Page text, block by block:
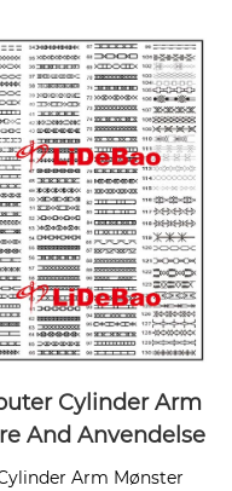
Cylinder Arm
And Anvendelse
Arm Mønster